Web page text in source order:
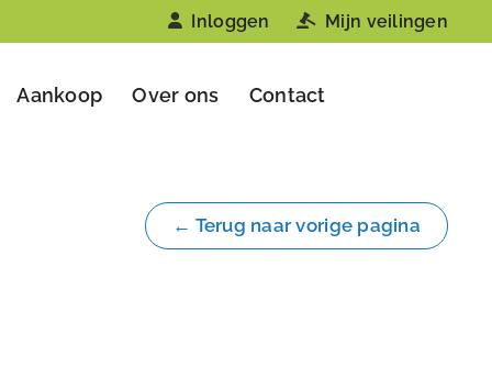
Inloggen Mijn veilingen
Aankoop Over ons Contact
← Terug naar vorige pagina